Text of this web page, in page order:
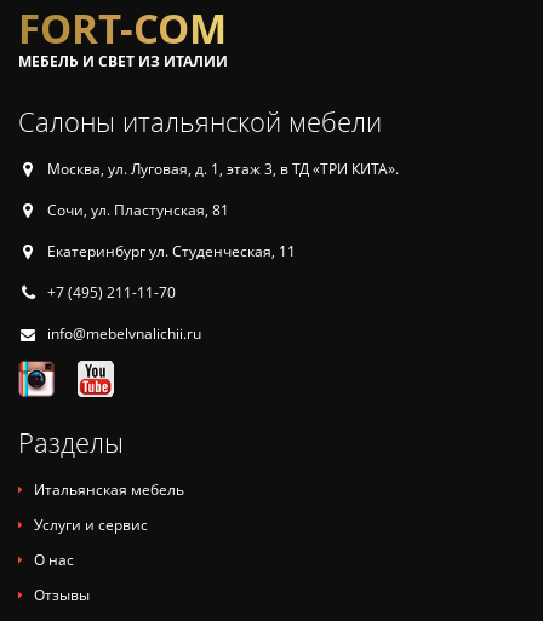
FORT-COM
МЕБЕЛЬ И СВЕТ ИЗ ИТАЛИИ
Салоны итальянской мебели
Москва, ул. Луговая, д. 1, этаж 3, в ТД «ТРИ КИТА».
Сочи, ул. Пластунская, 81
Екатеринбург ул. Студенческая, 11
+7 (495) 211-11-70
info@mebelvnalichii.ru
Разделы
Итальянская мебель
Услуги и сервис
О нас
Отзывы